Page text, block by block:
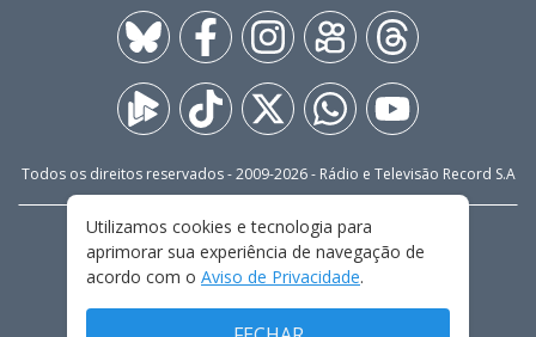
Todos os direitos reservados - 2009-2026- Rádio e Televisão Record S.A
FALE CONOSCO
PRIVACIDADE
TERMOS E CONDIÇÕES DE USO
Utilizamos cookies e tecnologia para
aprimorar sua experiência de navegação de
acordo com o Aviso de Privacidade.